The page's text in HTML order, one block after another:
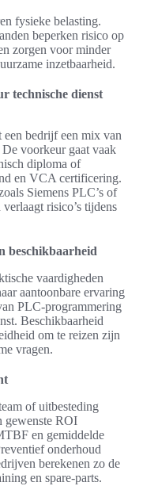
fysieke belasting.
beperken risico op
zorgen voor minder
inzetbaarheid.
technische dienst
een bedrijf een mix van
voorkeur gaat vaak
diploma of
en VCA certificering.
Siemens PLC’s of
risico’s tijdens
beschikbaarheid
vaardigheden
aantoonbare ervaring
PLC-programmering
Beschikbaarheid
om te reizen zijn
vragen.
of uitbesteding
gewenste ROI
en gemiddelde
onderhoud
berekenen zo de
en spare-parts.